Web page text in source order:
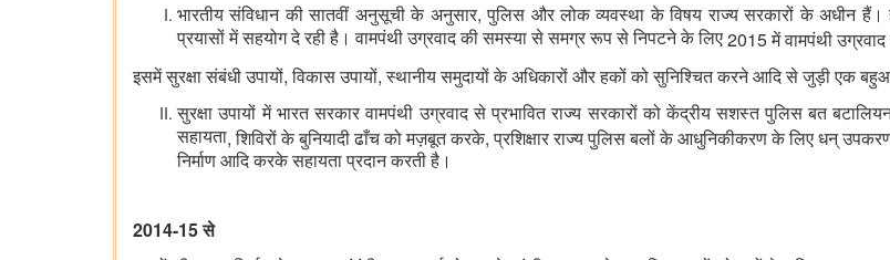
भारतीय संविधान की सातवीं अनुसूची के अनुसार,पुलिस और लोक व्यवस्था के विषय राज्य सरकारों के अधीन हैं।
प्रयासों में सहयोग दे रही है। वामपंथी उग्रवाद की समस्या से समग्र रूप से निपटने के लिए 2015में वामपंथी
इसमें सुरक्षा संबंधी उपायों,विकास उपायों,स्थानीय समुदायों के अधिकारों और हकों को सुनिश्चित करने आदि से जुड़ी एक
सुरक्षा उपायों में भारत सरकार वामपंथी उग्रवाद से प्रभावित राज्य सरकारों को केंद्रीय सशस्त पुलिस बत
सहायता,शिविरों के बुनियादी ढाँच को मज़बूत करके,प्रशिक्षार राज्य पुलिस बलों के आधुनिकीकरण के लिए धन्
निर्माण आदि करके सहायता प्रदान करती है।
2014-15 से